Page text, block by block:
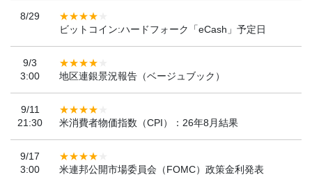
8/29
ビットコイン:ハードフォーク「eCash」予定日
9/3
3:00
地区連銀景況報告（ベージュブック）
9/11
21:30
米消費者物価指数（CPI）：26年8月結果
9/17
3:00
米連邦公開市場委員会（FOMC）政策金利発表